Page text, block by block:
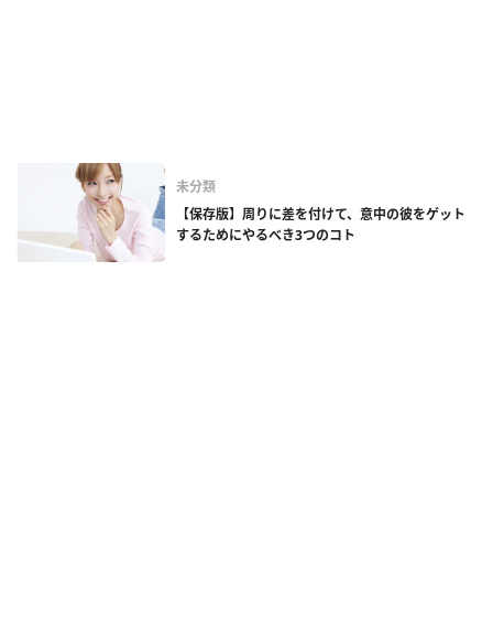
未分類
【保存版】周りに差を付けて、意中の彼をゲット
するためにやるべき3つのコト